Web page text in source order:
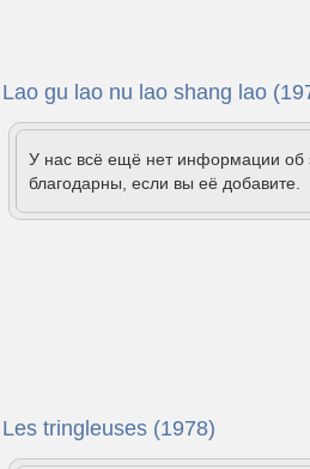
Lao gu lao nu lao shang lao
У нас всё ещё нет информации
благодарны, если вы её добавите.
Les tringleuses (1978)